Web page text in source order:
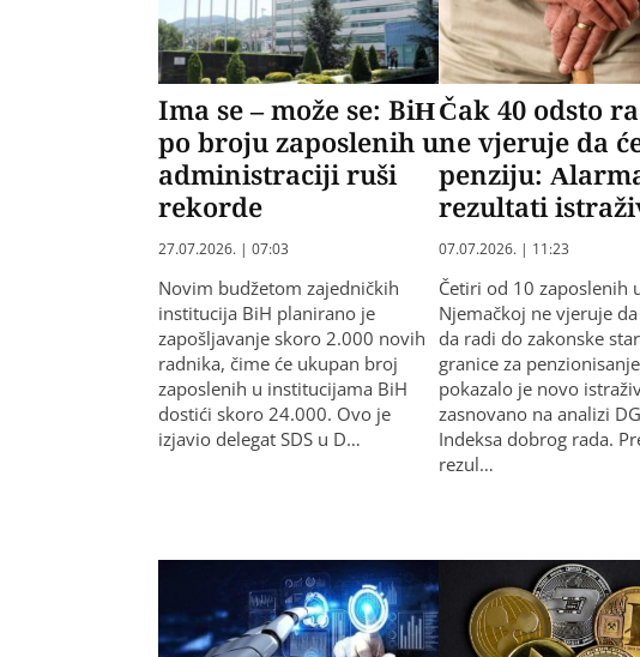
Ima se – može se: BiH
po broju zaposlenih u
administraciji ruši
rekorde
27.07.2026. | 07:03
Novim budžetom zajedničkih
institucija BiH planirano je
zapošljavanje skoro 2.000 novih
radnika, čime će ukupan broj
zaposlenih u institucijama BiH
dostići skoro 24.000. Ovo je
izjavio delegat SDS u D…
Čak 40 odsto
ne vjeruje da
penziju:
rezultati
07.07.2026. | 11:23
Četiri od 10 zaposlenih
Njemačkoj ne vjeruje
da radi do zakonske
granice za
pokazalo je novo
zasnovano na analizi
Indeksa dobrog rada.
rezul…